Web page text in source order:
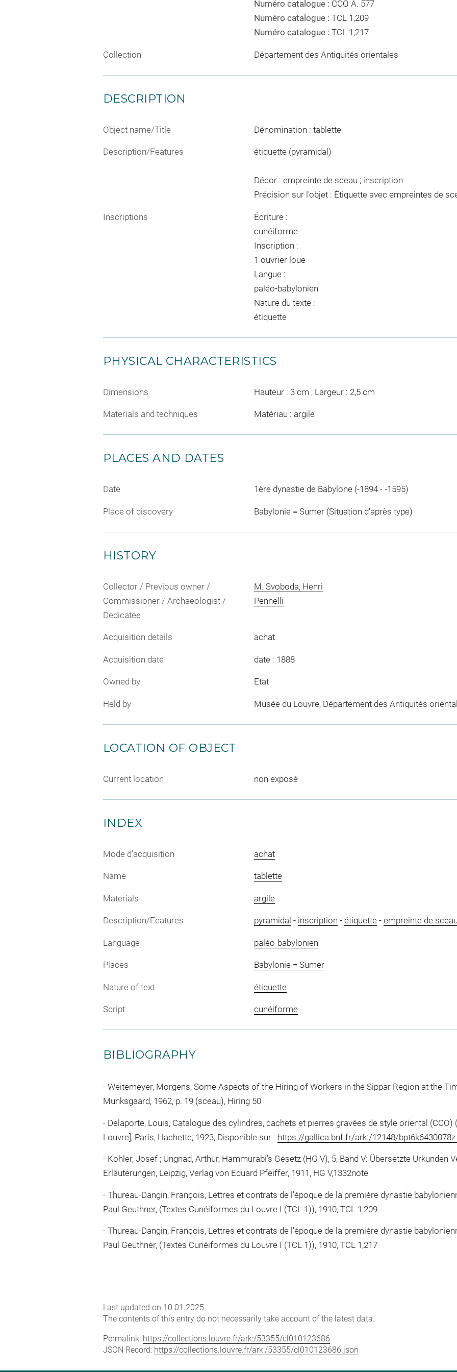
Numéro catalogue : CCO A. 577
Numéro catalogue : TCL 1,209
Numéro catalogue : TCL 1,217
Collection Département des Antiquités orientales
DESCRIPTION
Object name/Title Dénomination : tablette
Description/Features étiquette (pyramidal)
Décor : empreinte de sceau ; inscription
Précision sur l'objet : Étiquette avec empreintes de
Inscriptions
Écriture :
cunéiforme
Inscription :
1 ouvrier loue
Langue :
paléo-babylonien
Nature du texte :
étiquette
PHYSICAL CHARACTERISTICS
Dimensions Hauteur : 3 cm ; Largeur : 2,5 cm
Materials and techniques Matériau : argile
PLACES AND DATES
Date 1ère dynastie de Babylone (-1894 - -1595)
Place of discovery Babylonie = Sumer (Situation d'après type)
HISTORY
Collector / Previous owner /
Commissioner / Archaeologist /
Dedicatee
M. Svoboda, Henri
Pennelli
Acquisition details achat
Acquisition date date : 1888
Owned by Etat
Held by Musée du Louvre, Département des Antiquités
LOCATION OF OBJECT
Current location non exposé
INDEX
Mode d'acquisition achat
Name tablette
Materials argile
Description/Features pyramidal - inscription - étiquette- empreinte de
Language paléo-babylonien
Places Babylonie = Sumer
Nature of text étiquette
Script cunéiforme
BIBLIOGRAPHY
Weitemeyer, Morgens, Some Aspects of the Hiring of Workers in the Sippar Region at the
Munksgaard, 1962, p. 19 (sceau), Hiring 50
Delaporte, Louis, Catalogue des cylindres, cachets et pierres gravées de style oriental (CCO)
Louvre], Paris, Hachette, 1923, Disponible sur : https://gallica.bnf.fr/ark:/12148/bpt6k6430078z
Kohler, Josef ; Ungnad, Arthur, Hammurabi's Gesetz (HG V), 5, Band V: Übersetzte Urkunden
Erläuterungen, Leipzig, Verlag von Eduard Pfeiffer, 1911, HG V,1332note
Thureau-Dangin, François, Lettres et contrats de l'époque de la première dynastie
Paul Geuthner, (Textes Cunéiformes du Louvre I (TCL 1)), 1910, TCL 1,209
Thureau-Dangin, François, Lettres et contrats de l'époque de la première dynastie
Paul Geuthner, (Textes Cunéiformes du Louvre I (TCL 1)), 1910, TCL 1,217
Last updated on 10.01.2025
The contents of this entry do not necessarily take account of the latest data.
Permalink: https://collections.louvre.fr/ark:/53355/cl010123686
JSON Record: https://collections.louvre.fr/ark:/53355/cl010123686.json